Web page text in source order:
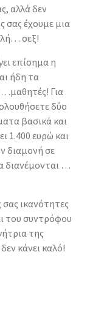
αλλά δεν
σας έχουμε μια
σεξ!
επίσημα η
ήδη τα
Για
δύο
βασικά και
1.400 ευρώ και
διαμονή σε
διανέμονται …
ικανότητες
του συντρόφου
της
κάνει καλό!